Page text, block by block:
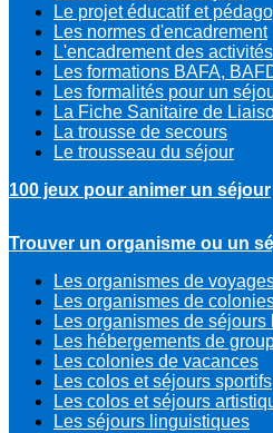
Le projet éducatif et
Les normes d'encadrement
L'encadrement des
Les formations BAFA,
Les formalités pour un
La Fiche Sanitaire de
La trousse de secours
Le trousseau du séjour
100 jeux pour animer un séjour
Trouver un organisme ou un
Les organismes de
Les organismes de
Les organismes de
Les hébergements de
Les colonies de vacances
Les colos et séjours sportifs
Les colos et séjours
Les séjours linguistiques